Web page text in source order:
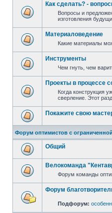
Как сделать? -
Вопросы и
изготовления
Материаловедение
Какие материалы
Инструменты
Чем гнуть, чем
Проекты в процессе
Когда конструкция
сверление. Этот
Покажите свою
Форум оптимистов с
Общий
Велокоманда
Форум команды
Форум
Подфорум: